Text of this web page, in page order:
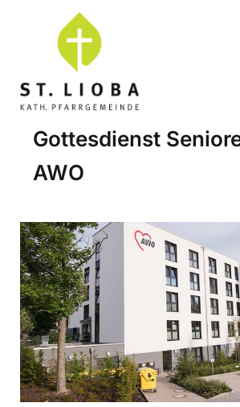
Gottesdienst
AWO